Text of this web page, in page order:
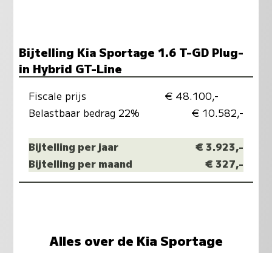
Bijtelling Kia Sportage 1.6 T-GD Plug-
in Hybrid GT-Line
Fiscale prijs
€ 48.100,-
Belastbaar bedrag 22%
€ 10.582,-
Bijtelling per jaar
€ 3.923,-
Bijtelling per maand
€ 327,-
Alles over de Kia Sportage